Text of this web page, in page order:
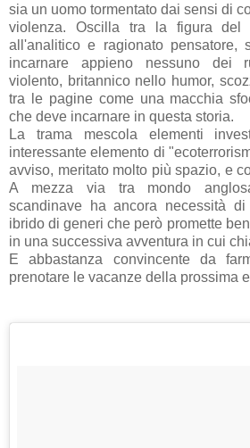
sia un uomo tormentato dai sensi di
violenza. Oscilla tra la figura del
all'analitico e ragionato pensatore,
incarnare appieno nessuno dei
violento, britannico nello humor,
tra le pagine come una macchia
che deve incarnare in questa storia.
La trama mescola elementi
interessante elemento di
avviso, meritato molto più spazio, e
A mezza via tra mondo
scandinave ha ancora necessità
ibrido di generi che però promette
in una successiva avventura in cui
E abbastanza convincente da
prenotare le vacanze della prossima